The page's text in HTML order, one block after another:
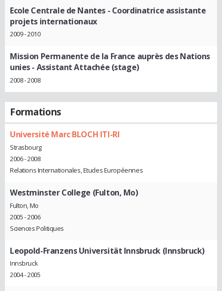
Ecole Centrale de Nantes- Coordinatrice assistante
projets internationaux
2009 - 2010
Mission Permanente de la France auprès des Nations
unies- Assistant Attachée (stage)
2008 - 2008
Formations
Université Marc BLOCH ITI-RI
Strasbourg
2006 - 2008
Relations Internationales, Etudes Européennes
Westminster College (Fulton, Mo)
Fulton, Mo
2005 - 2006
Sciences Politiques
Leopold-Franzens Universität Innsbruck (Innsbruck)
Innsbruck
2004 - 2005